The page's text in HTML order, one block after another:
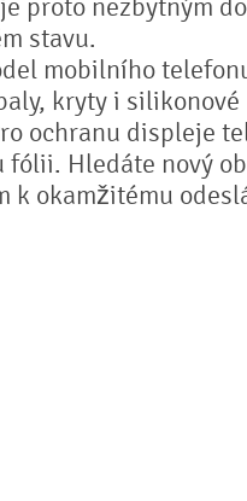
proto nezbytným
stavu.
mobilního
kryty i
ochranu displeje
fólii. Hledáte nový
k okamžitému